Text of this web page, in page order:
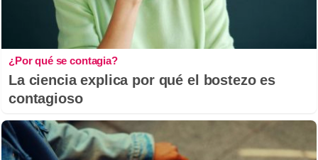
¿Por qué se contagia?
La ciencia explica por qué el bostezo es
contagioso